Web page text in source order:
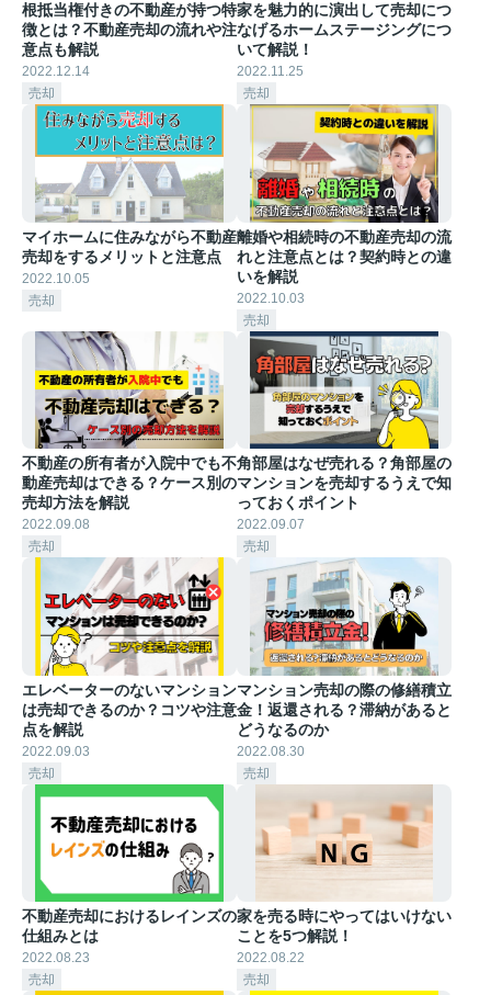
根抵当権付きの不動産が持つ特
徴とは？不動産売却の流れや注
意点も解説
2022.12.14
売却
家を魅力的に演出して売却につ
なげるホームステージングにつ
いて解説！
2022.11.25
売却
マイホームに住みながら不動産
売却をするメリットと注意点
2022.10.05
売却
離婚や相続時の不動産売却の流
れと注意点とは？契約時との違
いを解説
2022.10.03
売却
不動産の所有者が入院中でも不
動産売却はできる？ケース別の
売却方法を解説
2022.09.08
売却
角部屋はなぜ売れる？角部屋の
マンションを売却するうえで知
っておくポイント
2022.09.07
売却
エレベーターのないマンション
は売却できるのか？コツや注意
点を解説
2022.09.03
売却
マンション売却の際の修繕積立
金！返還される？滞納があると
どうなるのか
2022.08.30
売却
不動産売却におけるレインズの
仕組みとは
2022.08.23
売却
家を売る時にやってはいけない
ことを5つ解説！
2022.08.22
売却